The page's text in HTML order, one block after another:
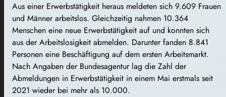
Aus einer Erwerbstätigkeit heraus meldeten sich 9.609 Frauen
und Männer arbeitslos. Gleichzeitig nahmen 10.364
Menschen eine neue Erwerbstätigkeit auf und konnten sich
aus der Arbeitslosigkeit abmelden. Darunter fanden 8.841
Personen eine Beschäftigung auf dem ersten Arbeitsmarkt.
Nach Angaben der Bundesagentur lag die Zahl der
Abmeldungen in Erwerbstätigkeit in einem Mai erstmals seit
2021 wieder bei mehr als 10.000.